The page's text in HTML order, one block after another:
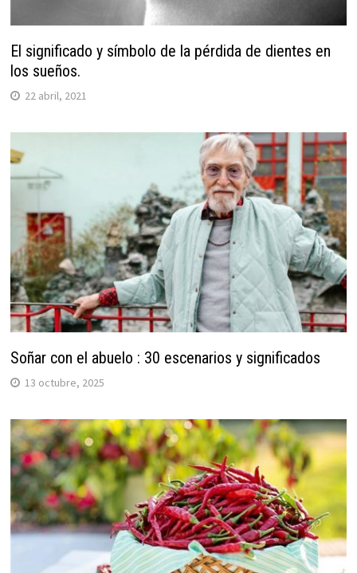
El significado y símbolo de la pérdida de dientes en
los sueños.
22 abril, 2021
Soñar con el abuelo : 30 escenarios y significados
13 octubre, 2025